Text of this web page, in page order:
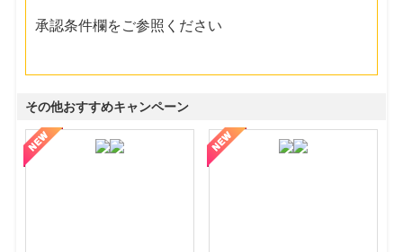
承認条件欄をご参照ください
その他おすすめキャンペーン